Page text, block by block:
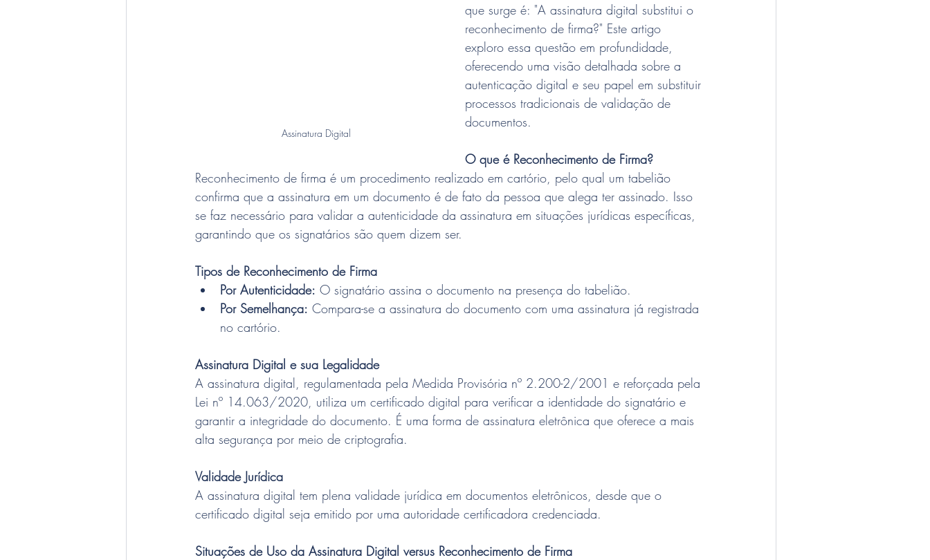
Assinatura Digital
que surge é: "A assinatura digital substitui o
reconhecimento de firma?" Este artigo
exploro essa questão em profundidade,
oferecendo uma visão detalhada sobre a
autenticação digital e seu papel em substituir
processos tradicionais de validação de
documentos.
O que é Reconhecimento de Firma?
Reconhecimento de firma é um procedimento realizado em cartório, pelo qual um tabelião
confirma que a assinatura em um documento é de fato da pessoa que alega ter assinado. Isso
se faz necessário para validar a autenticidade da assinatura em situações jurídicas específicas,
garantindo que os signatários são quem dizem ser.
Tipos de Reconhecimento de Firma
Por Autenticidade: O signatário assina o documento na presença do tabelião.
Por Semelhança: Compara-se a assinatura do documento com uma assinatura já registrada
no cartório.
Assinatura Digital e sua Legalidade
A assinatura digital, regulamentada pela Medida Provisória nº 2.200-2/2001 e reforçada pela
Lei nº 14.063/2020, utiliza um certificado digital para verificar a identidade do signatário e
garantir a integridade do documento. É uma forma de assinatura eletrônica que oferece a mais
alta segurança por meio de criptografia.
Validade Jurídica
A assinatura digital tem plena validade jurídica em documentos eletrônicos, desde que o
certificado digital seja emitido por uma autoridade certificadora credenciada.
Situações de Uso da Assinatura Digital versus Reconhecimento de Firma